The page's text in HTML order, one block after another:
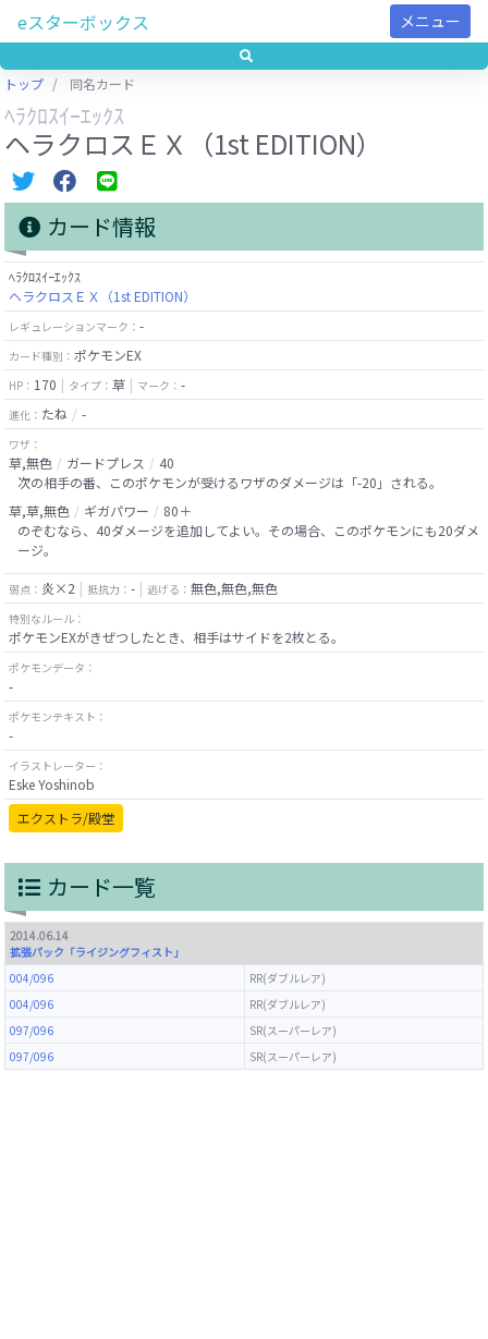
eスターボックス メニュー
トップ 同名カード
ﾍﾗｸﾛｽｲｰｴｯｸｽ
ヘラクロスＥＸ（1st EDITION）
カード情報
ﾍﾗｸﾛｽｲｰｴｯｸｽ
ヘラクロスＥＸ（1st EDITION）
レギュレーションマーク： -
カード種別： ポケモンEX
HP： 170 タイプ： 草 マーク： -
進化： たね -
ワザ：
草,無色 ガードプレス
40
次の相手の番、このポケモンが受けるワザのダメージは「-20」される。
草,草,無色
ギガパワー
80＋
のぞむなら、40ダメージを追加してよい。その場合、このポケモンにも20ダメ
ージ。
弱点： 炎×2 抵抗力： - 逃げる： 無色,無色,無色
特別なルール：
ポケモンEXがきぜつしたとき、相手はサイドを2枚とる。
ポケモンデータ：
-
ポケモンテキスト：
-
イラストレーター：
Eske Yoshinob
エクストラ/殿堂
カード一覧
2014.06.14
拡張パック「ライジングフィスト」
004/096
RR(ダブルレア)
004/096
RR(ダブルレア)
097/096
SR(スーパーレア)
097/096
SR(スーパーレア)